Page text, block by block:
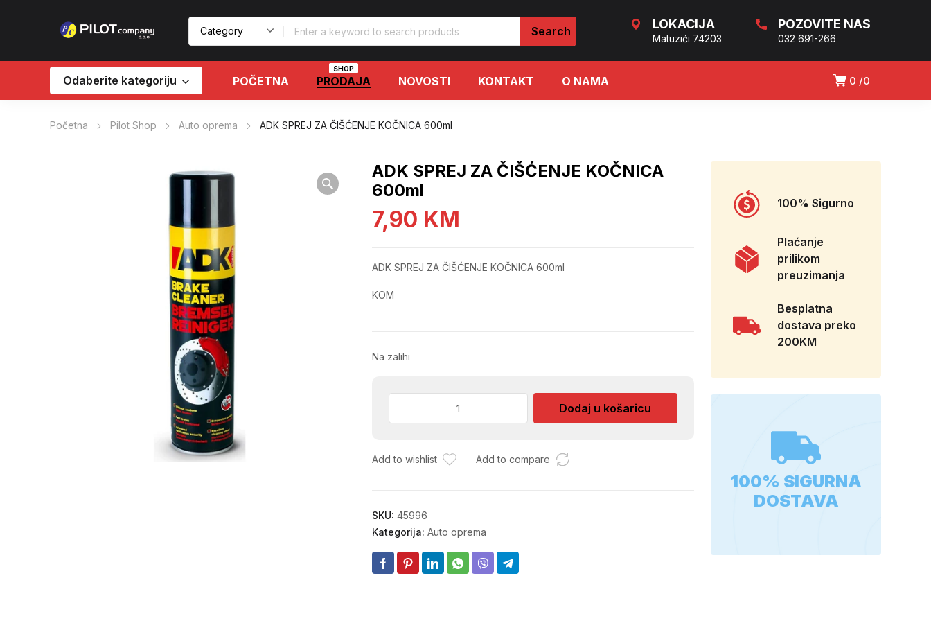
LOKACIJA
Matuzići 74203
POZOVITE NAS
032 691-266
0 0
Odaberite kategoriju POČETNA PRODAJA
SHOP
NOVOSTI KONTAKT O NAMA
Početna Pilot Shop Auto oprema ADK SPREJ ZA ČIŠĆENJE KOČNICA 600ml
ADK SPREJ ZA ČIŠĆENJE KOČNICA
600ml
7,90 KM
ADK SPREJ ZA ČIŠĆENJE KOČNICA 600ml
KOM
Na zalihi
KOČNICA
Dodaj u košaricu
Add to wishlist Add to compare
SKU: 45996
Kategorija: Auto oprema
100% Sigurno
Plaćanje
prilikom
preuzimanja
Besplatna
dostava preko
200KM
100% SIGURNA
DOSTAVA